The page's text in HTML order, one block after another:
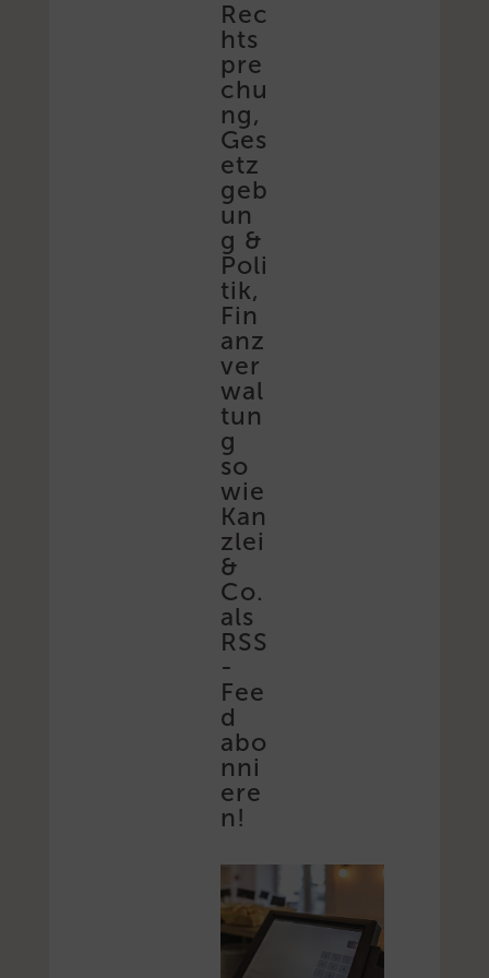
Rec
hts
pre
chu
ng,
Ges
etz
geb
un
g &
Poli
tik,
Fin
anz
ver
wal
tun
g
so
wie
Kan
zlei
&
Co.
als
RSS
-
Fee
d
abo
nni
ere
n!